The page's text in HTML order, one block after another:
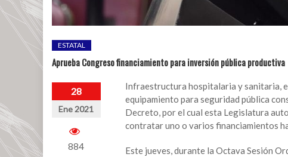
ESTATAL
Aprueba Congreso financiamiento para inversión pública productiva
28
Ene 2021
884
Infraestructura hospitalaria y sanitaria,
equipamiento para seguridad pública
Decreto, por el cual esta Legislatura
contratar uno o varios financiamientos
Este jueves, durante la Octava Sesión